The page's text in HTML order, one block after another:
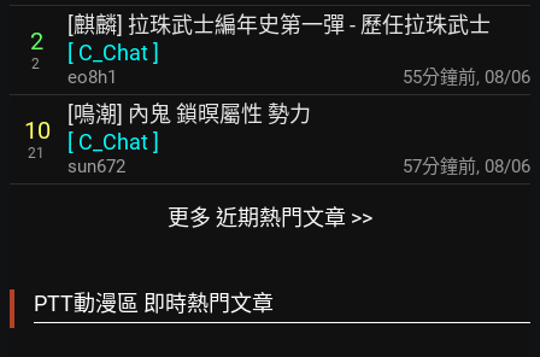
2
2
[麒麟] 拉珠武士編年史第一彈 - 歷任拉珠武士
[ C_Chat]
eo8h1 55分鐘前, 08/06
10
21
[鳴潮] 內鬼 鎖暝屬性 勢力
[ C_Chat]
sun672 57分鐘前, 08/06
更多 近期熱門文章 >>
PTT動漫區 即時熱門文章